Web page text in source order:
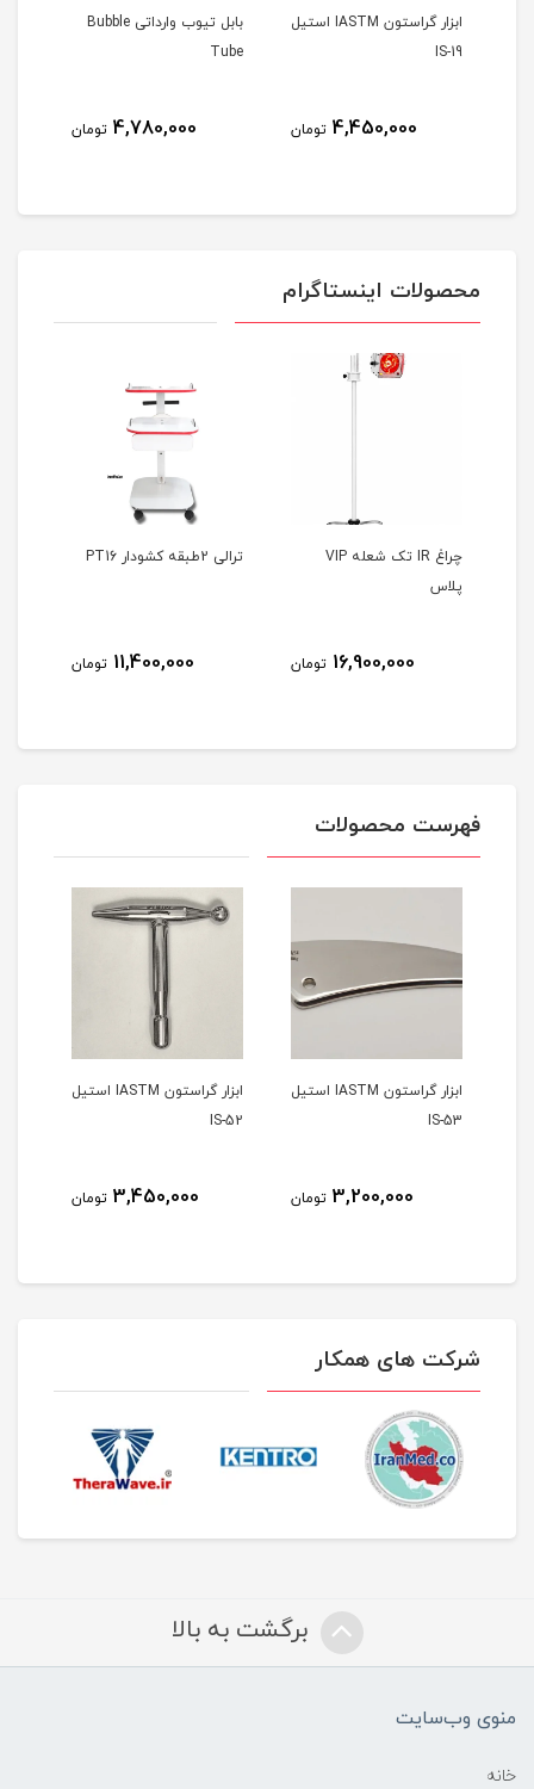
ابزار گراستون IASTM استیل
IS-19
4,450,000 تومان
بابل تیوب وارداتی Bubble
Tube
4,780,000 تومان
محصولات اینستاگرام
چراغ IR تک شعله VIP
پلاس
16,900,000 تومان
ترالی 2طبقه کشودار PT16
11,400,000 تومان
فهرست محصولات
ابزار گراستون IASTM استیل
IS-53
3,200,000 تومان
ابزار گراستون IASTM استیل
IS-52
3,450,000 تومان
شرکت های همکار
برگشت به بالا
منوی وب‌سایت
خانه